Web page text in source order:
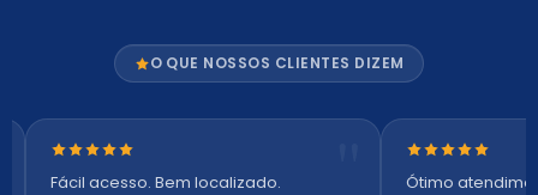
O QUE NOSSOS CLIENTES DIZEM
Nota 5 de 5 estrelas
Fácil acesso. Bem localizado.
Nota 5 de 5
Ótimo